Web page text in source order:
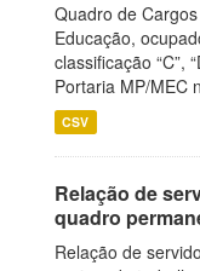
Quadro de
Educação,
classificação “C”,
Portaria MP/MEC
CSV
Relação de
quadro
Relação de